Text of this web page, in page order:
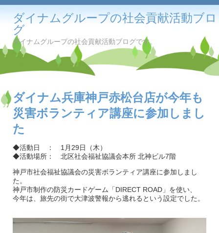
ダイナムグループの社会貢献活動ブロ
グ
ダイナムグループの社会貢献活動ブログです。
ダイナム兵庫神戸赤松台店が今年も
災害ボランティア講座に参加しまし
た
◆活動日 ： 1月29日（木）
◆活動場所： 北区社会福祉協議会本所 北神ビル7階
神戸市社会福祉協議会の災害ボランティア講座に参加しまし
た。
神戸市制作の防災カードゲーム「DIRECT ROAD」を使い、
今年は、旅先の街で大津波警報から逃れるという設定でした。